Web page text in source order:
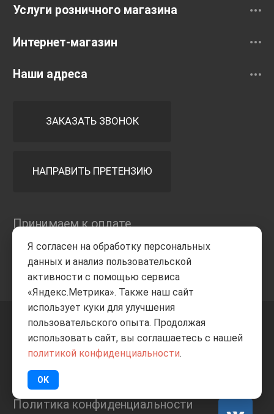
Услуги розничного магазина
Интернет-магазин
Наши адреса
ЗАКАЗАТЬ ЗВОНОК
НАПРАВИТЬ ПРЕТЕНЗИЮ
Принимаем к оплате
+7 8332205-805 ВВЕРХ
ИП Баранов А.С. 2026
Политика конфиденциальности
Я согласен на обработку персональных
данных и анализ пользовательской
активности с помощью сервиса
«Яндекс.Метрика». Также наш сайт
использует куки для улучшения
пользовательского опыта. Продолжая
использовать сайт, вы соглашаетесь с нашей
политикой конфиденциальности.
OK